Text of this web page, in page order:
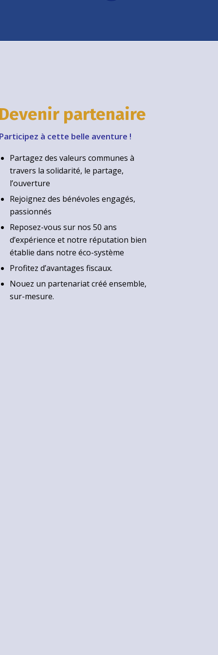
Devenir partenaire
Participez à cette belle aventure !
Partagez des valeurs communes à
travers la solidarité, le partage,
l’ouverture
Rejoignez des bénévoles engagés,
passionnés
Reposez-vous sur nos 50 ans
d’expérience et notre réputation bien
établie dans notre éco-système
Profitez d’avantages fiscaux.
Nouez un partenariat créé ensemble,
sur-mesure.